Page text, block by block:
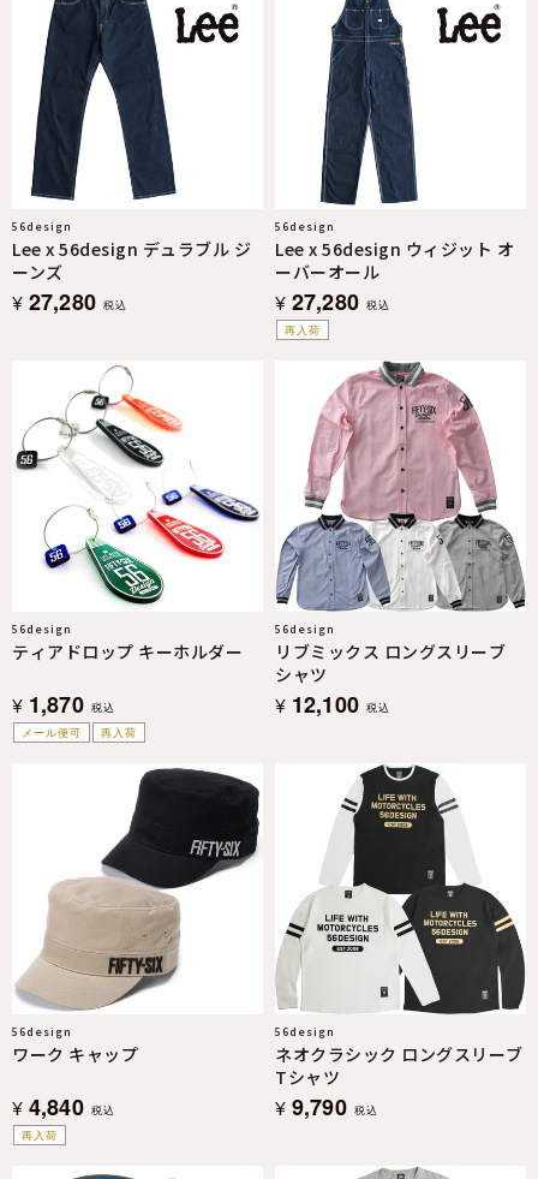
56design
Lee x 56design デュラブル ジ
ーンズ
¥ 27,280 税込
再入荷
56design
Lee x 56design ウィジット オ
ーバーオール
¥ 27,280 税込
メール便可 再入荷
56design
ティアドロップ キーホルダー
¥ 1,870 税込
56design
リブミックス ロングスリーブ
シャツ
¥ 12,100 税込
再入荷
56design
ワーク キャップ
¥ 4,840 税込
56design
ネオクラシック ロングスリーブ
Tシャツ
¥ 9,790 税込